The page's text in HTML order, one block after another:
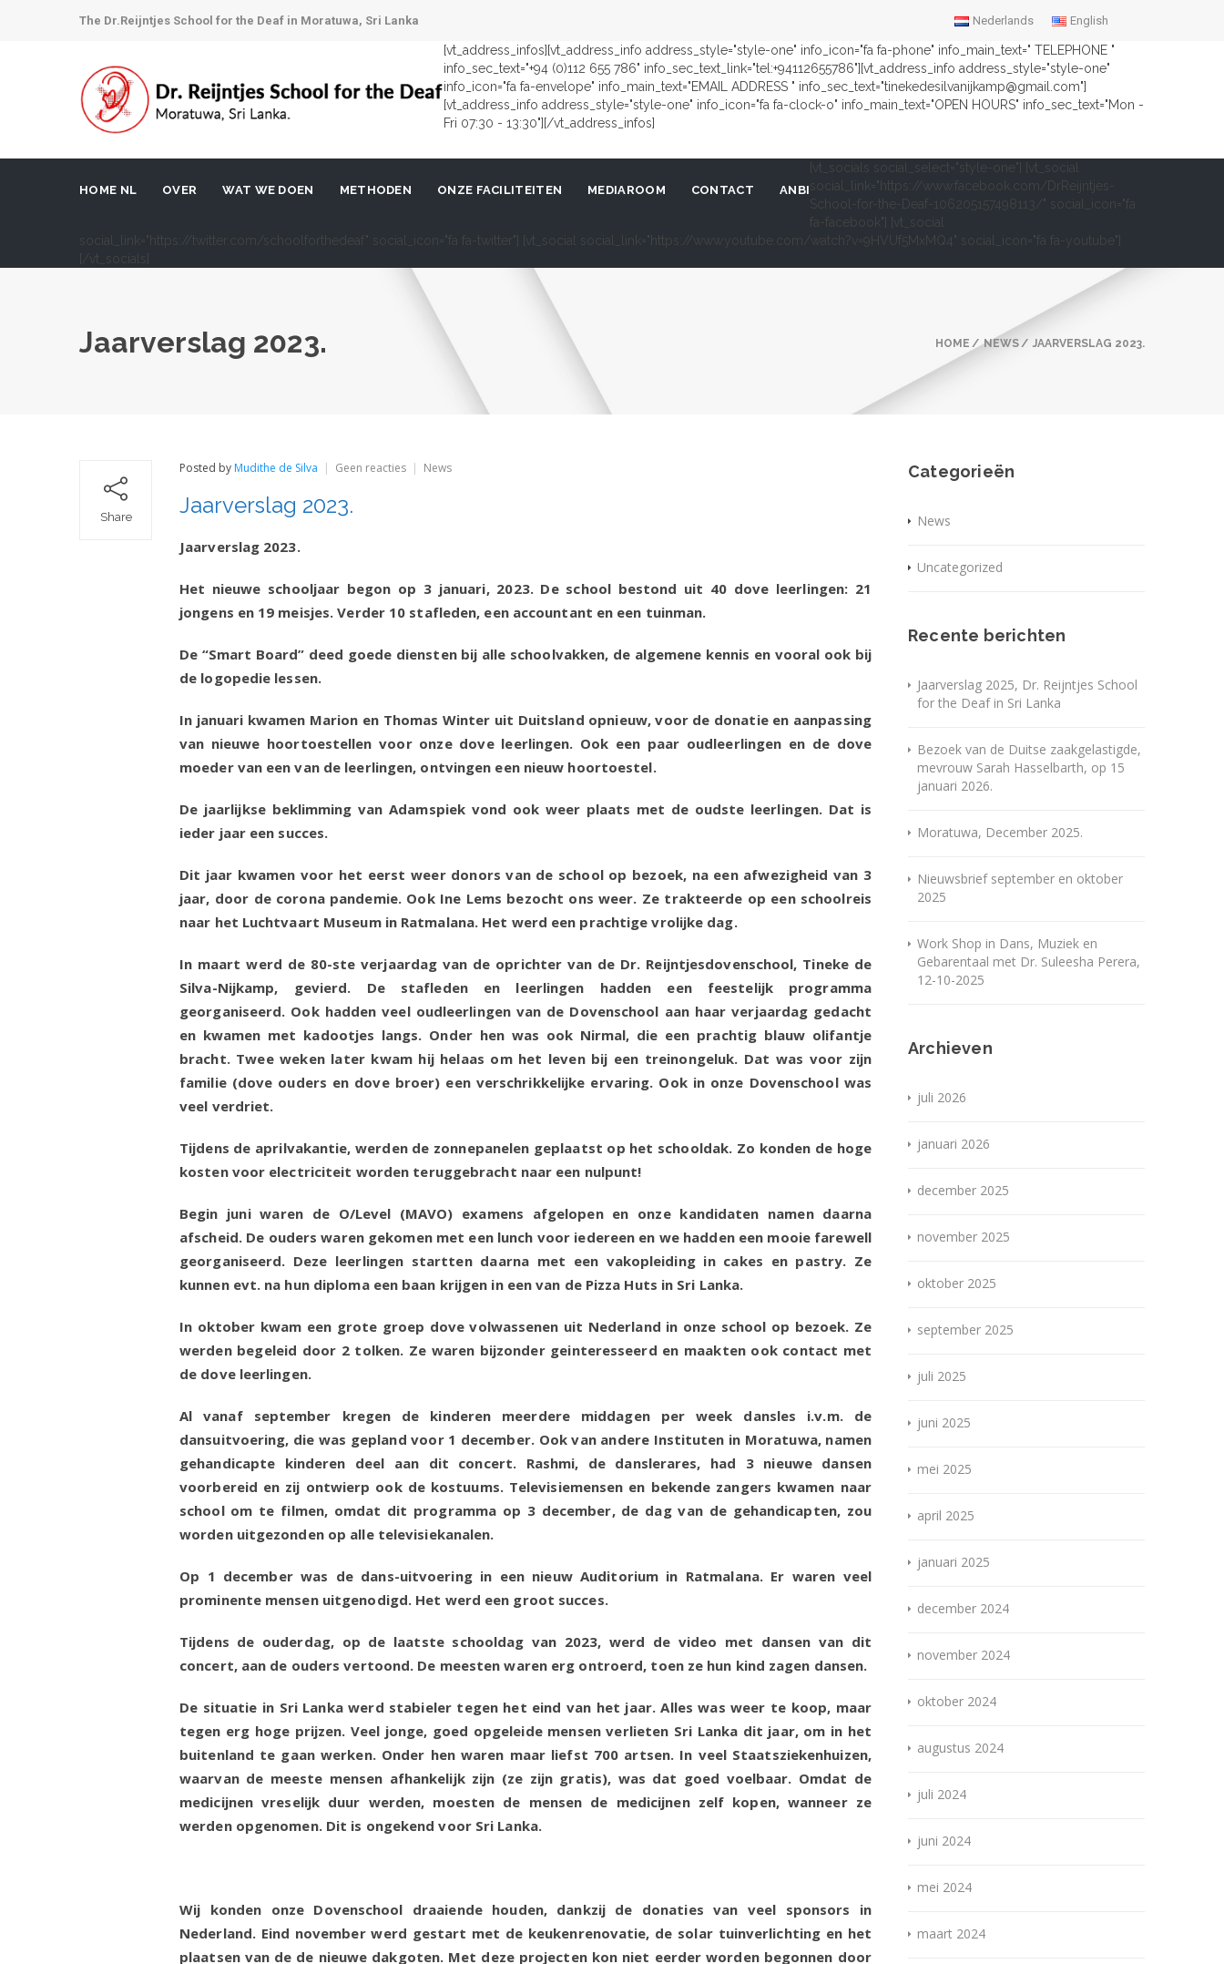
The Dr.Reijntjes School for the Deaf in Moratuwa, Sri Lanka Nederlands English
[vt_address_infos][vt_address_info address_style="style-one" info_icon="fa fa-phone" info_main_text=" TELEPHONE "
info_sec_text="+94 (0)112 655 786" info_sec_text_link="tel:+94112655786"][vt_address_info address_style="style-one"
info_icon="fa fa-envelope" info_main_text="EMAIL ADDRESS " info_sec_text="tinekedesilvanijkamp@gmail.com"]
[vt_address_info address_style="style-one" info_icon="fa fa-clock-o" info_main_text="OPEN HOURS" info_sec_text="Mon -
Fri 07:30 - 13:30"][/vt_address_infos]
HOME NL OVER WAT WE DOEN METHODEN ONZE FACILITEITEN MEDIAROOM CONTACT ANBI
[vt_socials social_select="style-one"] [vt_social
social_link="https://www.facebook.com/DrReijntjes-
School-for-the-Deaf-106205157498113/" social_icon="fa
fa-facebook"] [vt_social
social_link="https://twitter.com/schoolforthedeaf" social_icon="fa fa-twitter"] [vt_social social_link="https://www.youtube.com/watch?v=9HVUf5MxMQ4" social_icon="fa fa-youtube"]
[/vt_socials]
Jaarverslag 2023. HOME NEWS JAARVERSLAG 2023.
Share
Posted by Mudithe de Silva Geen reactiesop News
Jaarverslag 2023.
Jaarverslag 2023.
Het nieuwe schooljaar begon op 3 januari, 2023. De school bestond uit 40 dove leerlingen: 21
jongens en 19 meisjes. Verder 10 stafleden, een accountant en een tuinman.
De “Smart Board” deed goede diensten bij alle schoolvakken, de algemene kennis en vooral ook bij
de logopedie lessen.
In januari kwamen Marion en Thomas Winter uit Duitsland opnieuw, voor de donatie en aanpassing
van nieuwe hoortoestellen voor onze dove leerlingen. Ook een paar oudleerlingen en de dove
moeder van een van de leerlingen, ontvingen een nieuw hoortoestel.
De jaarlijkse beklimming van Adamspiek vond ook weer plaats met de oudste leerlingen. Dat is
ieder jaar een succes.
Dit jaar kwamen voor het eerst weer donors van de school op bezoek, na een afwezigheid van 3
jaar, door de corona pandemie. Ook Ine Lems bezocht ons weer. Ze trakteerde op een schoolreis
naar het Luchtvaart Museum in Ratmalana. Het werd een prachtige vrolijke dag.
In maart werd de 80-ste verjaardag van de oprichter van de Dr. Reijntjesdovenschool, Tineke de
Silva-Nijkamp, gevierd. De stafleden en leerlingen hadden een feestelijk programma
georganiseerd. Ook hadden veel oudleerlingen van de Dovenschool aan haar verjaardag gedacht
en kwamen met kadootjes langs. Onder hen was ook Nirmal, die een prachtig blauw olifantje
bracht. Twee weken later kwam hij helaas om het leven bij een treinongeluk. Dat was voor zijn
familie (dove ouders en dove broer) een verschrikkelijke ervaring. Ook in onze Dovenschool was
veel verdriet.
Tijdens de aprilvakantie, werden de zonnepanelen geplaatst op het schooldak. Zo konden de hoge
kosten voor electriciteit worden teruggebracht naar een nulpunt!
Begin juni waren de O/Level (MAVO) examens afgelopen en onze kandidaten namen daarna
afscheid. De ouders waren gekomen met een lunch voor iedereen en we hadden een mooie farewell
georganiseerd. Deze leerlingen startten daarna met een vakopleiding in cakes en pastry. Ze
kunnen evt. na hun diploma een baan krijgen in een van de Pizza Huts in Sri Lanka.
In oktober kwam een grote groep dove volwassenen uit Nederland in onze school op bezoek. Ze
werden begeleid door 2 tolken. Ze waren bijzonder geinteresseerd en maakten ook contact met
de dove leerlingen.
Al vanaf september kregen de kinderen meerdere middagen per week dansles i.v.m. de
dansuitvoering, die was gepland voor 1 december. Ook van andere Instituten in Moratuwa, namen
gehandicapte kinderen deel aan dit concert. Rashmi, de danslerares, had 3 nieuwe dansen
voorbereid en zij ontwierp ook de kostuums. Televisiemensen en bekende zangers kwamen naar
school om te filmen, omdat dit programma op 3 december, de dag van de gehandicapten, zou
worden uitgezonden op alle televisiekanalen.
Op 1 december was de dans-uitvoering in een nieuw Auditorium in Ratmalana. Er waren veel
prominente mensen uitgenodigd. Het werd een groot succes.
Tijdens de ouderdag, op de laatste schooldag van 2023, werd de video met dansen van dit
concert, aan de ouders vertoond. De meesten waren erg ontroerd, toen ze hun kind zagen dansen.
De situatie in Sri Lanka werd stabieler tegen het eind van het jaar. Alles was weer te koop, maar
tegen erg hoge prijzen. Veel jonge, goed opgeleide mensen verlieten Sri Lanka dit jaar, om in het
buitenland te gaan werken. Onder hen waren maar liefst 700 artsen. In veel Staatsziekenhuizen,
waarvan de meeste mensen afhankelijk zijn (ze zijn gratis), was dat goed voelbaar. Omdat de
medicijnen vreselijk duur werden, moesten de mensen de medicijnen zelf kopen, wanneer ze
werden opgenomen. Dit is ongekend voor Sri Lanka.
Wij konden onze Dovenschool draaiende houden, dankzij de donaties van veel sponsors in
Nederland. Eind november werd gestart met de keukenrenovatie, de solar tuinverlichting en het
plaatsen van de de nieuwe dakgoten. Met deze projecten kon niet eerder worden begonnen door
Categorieën
News
Uncategorized
Recente berichten
Jaarverslag 2025, Dr. Reijntjes School
for the Deaf in Sri Lanka
Bezoek van de Duitse zaakgelastigde,
mevrouw Sarah Hasselbarth, op 15
januari 2026.
Moratuwa, December 2025.
Nieuwsbrief september en oktober
2025
Work Shop in Dans, Muziek en
Gebarentaal met Dr. Suleesha Perera,
12-10-2025
Archieven
juli 2026
januari 2026
december 2025
november 2025
oktober 2025
september 2025
juli 2025
juni 2025
mei 2025
april 2025
januari 2025
december 2024
november 2024
oktober 2024
augustus 2024
juli 2024
juni 2024
mei 2024
maart 2024